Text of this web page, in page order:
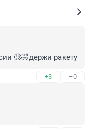
🥲🤣держи ракету
+3 –0